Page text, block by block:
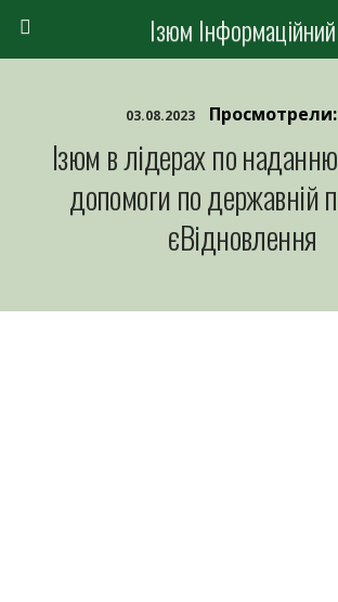
Ізюм Інформаційний
03.08.2023 Просмотрели:
Ізюм в лідерах по
допомоги по державній
єВідновлення